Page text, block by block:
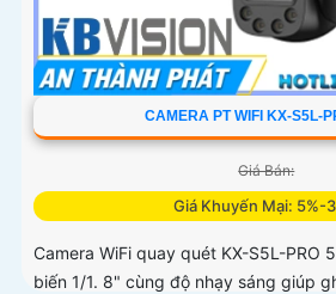
CAMERA PT WIFI KX-S5L-
Giá Bán:
Giá Khuyến Mại: 5%-
Camera WiFi quay quét KX-S5L-PRO
biến 1/1. 8" cùng độ nhạy sáng giúp